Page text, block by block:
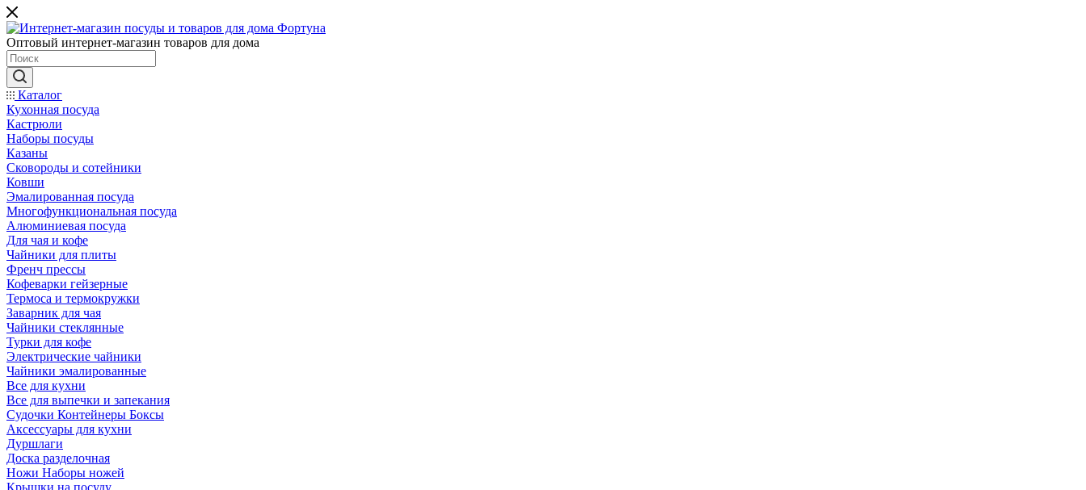
Оптовый интернет-магазин товаров для дома
Каталог
Кухонная посуда
Кастрюли
Наборы посуды
Казаны
Сковороды и сотейники
Ковши
Эмалированная посуда
Многофункциональная посуда
Алюминиевая посуда
Для чая и кофе
Чайники для плиты
Френч прессы
Кофеварки гейзерные
Термоса и термокружки
Заварник для чая
Чайники стеклянные
Турки для кофе
Электрические чайники
Чайники эмалированные
Все для кухни
Все для выпечки и запекания
Судочки Контейнеры Боксы
Аксессуары для кухни
Дуршлаги
Доска разделочная
Ножи Наборы ножей
Крышки на посуду